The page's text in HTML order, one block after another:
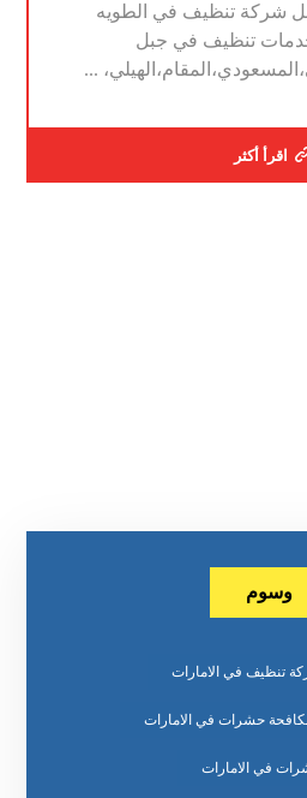
شركة تنظيف في الطويه
خدمات تنظيف في جبل
...
اقرأ أكثر
وسوم
تنظيف في الامارات
حشرات في الامارات
في الامارات